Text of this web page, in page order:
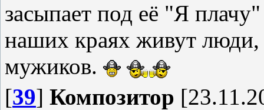
засыпает под её "Я
наших краях живут люди,
мужиков.
[39] Композитор